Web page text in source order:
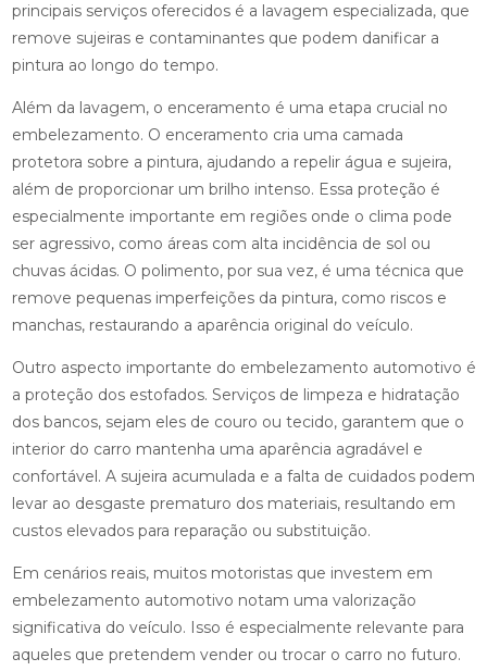
principais serviços oferecidos é a lavagem especializada, que
remove sujeiras e contaminantes que podem danificar a
pintura ao longo do tempo.
Além da lavagem, o enceramento é uma etapa crucial no
embelezamento. O enceramento cria uma camada
protetora sobre a pintura, ajudando a repelir água e sujeira,
além de proporcionar um brilho intenso. Essa proteção é
especialmente importante em regiões onde o clima pode
ser agressivo, como áreas com alta incidência de sol ou
chuvas ácidas. O polimento, por sua vez, é uma técnica que
remove pequenas imperfeições da pintura, como riscos e
manchas, restaurando a aparência original do veículo.
Outro aspecto importante do embelezamento automotivo é
a proteção dos estofados. Serviços de limpeza e hidratação
dos bancos, sejam eles de couro ou tecido, garantem que o
interior do carro mantenha uma aparência agradável e
confortável. A sujeira acumulada e a falta de cuidados podem
levar ao desgaste prematuro dos materiais, resultando em
custos elevados para reparação ou substituição.
Em cenários reais, muitos motoristas que investem em
embelezamento automotivo notam uma valorização
significativa do veículo. Isso é especialmente relevante para
aqueles que pretendem vender ou trocar o carro no futuro.